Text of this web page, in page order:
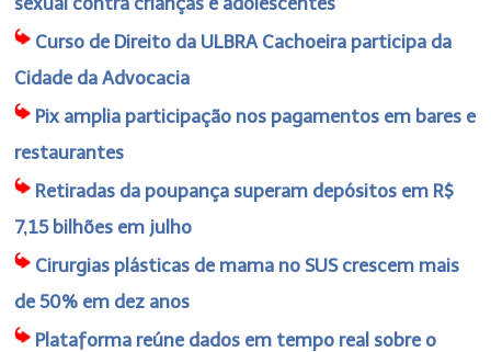
Curso de Direito da ULBRA Cachoeira participa da
Cidade da Advocacia
Pix amplia participação nos pagamentos em bares e
restaurantes
Retiradas da poupança superam depósitos em R$
7,15 bilhões em julho
Cirurgias plásticas de mama no SUS crescem mais
de 50% em dez anos
Plataforma reúne dados em tempo real sobre o